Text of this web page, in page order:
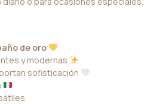
de oro
y modernas
sofisticación